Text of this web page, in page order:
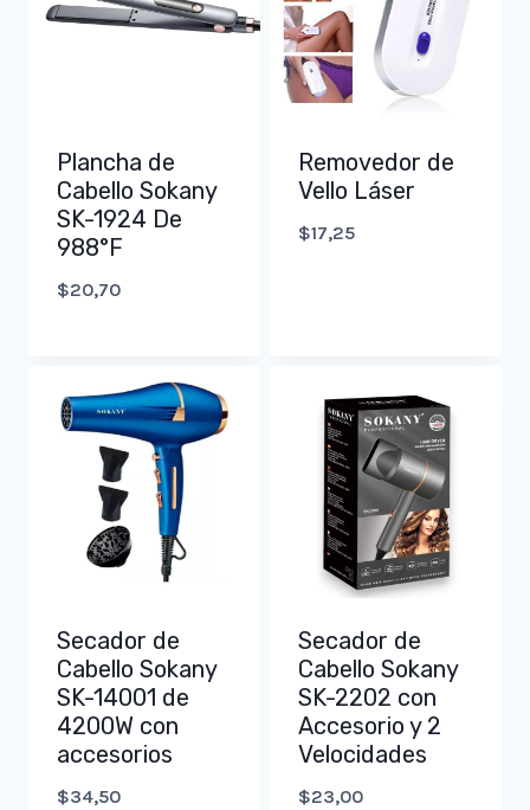
Plancha de
Cabello Sokany
SK-1924 De
988°F
$20,70
Removedor de
Vello Láser
$17,25
Secador de
Cabello Sokany
SK-14001 de
4200W con
accesorios
$34,50
Secador de
Cabello Sokany
SK-2202 con
Accesorio y 2
Velocidades
$23,00